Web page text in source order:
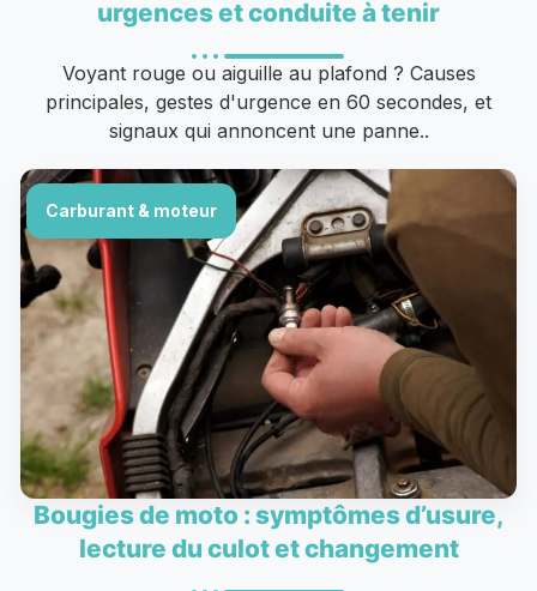
urgences et conduite à tenir
Voyant rouge ou aiguille au plafond ? Causes
principales, gestes d'urgence en 60 secondes, et
signaux qui annoncent une panne..
Carburant & moteur
Bougies de moto : symptômes d’usure,
lecture du culot et changement